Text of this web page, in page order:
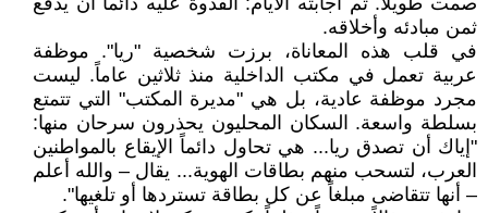
ثمن مبادئه وأخلاقه.
في قلب هذه المعاناة، برزت شخصية "ريا". موظفة
عربية تعمل في مكتب الداخلية منذ ثلاثين عاماً. ليست
مجرد موظفة عادية، بل هي "مديرة المكتب" التي تتمتع
بسلطة واسعة. السكان المحليون يحذرون سرحان منها:
"إياك أن تصدق ريا... هي تحاول دائماً الإيقاع بالمواطنين
العرب، لتسحب منهم بطاقات الهوية... يقال – والله أعلم
– أنها تتقاضى مبلغاً عن كل بطاقة تستردها أو تلغيها".